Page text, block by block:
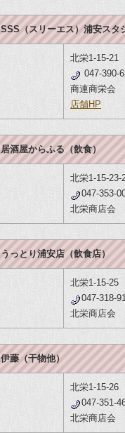
SSS（スリーエス）浦安スタ
北栄1-15-
047-390-
商連商栄会
店舗HP
居酒屋からふる（飲食）
北栄1-15-23-
047-353-
北栄商店会
うっとり浦安店（飲食店）
北栄1-15-
047-318-
北栄商店会
伊藤（干物他）
北栄1-15-26
047-351-
北栄商店会